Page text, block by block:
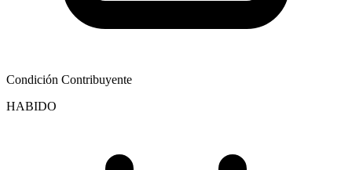
Condición Contribuyente
HABIDO